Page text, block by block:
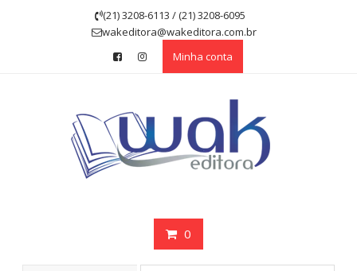
(21) 3208-6113 / (21) 3208-6095
wakeditora@wakeditora.com.br
Minha conta
0